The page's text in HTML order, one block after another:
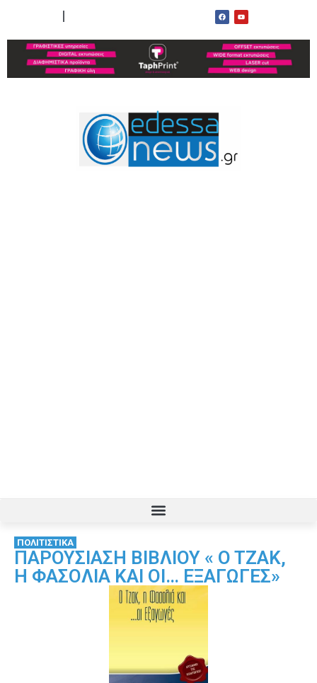
ΠΟΛΙΤΙΣΤΙΚΑ
ΠΑΡΟΥΣΙΑΣΗ ΒΙΒΛΙΟΥ « O TZAK,
H ΦΑΣΟΛΙΑ ΚΑΙ ΟΙ… ΕΞΑΓΩΓΕΣ»